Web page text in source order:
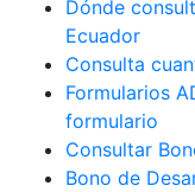
Dónde
Ecuador
Consulta
Formularios
formulario
Consultar
Bono de